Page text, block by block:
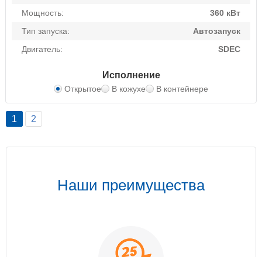
Мощность:
360 кВт
Тип запуска:
Автозапуск
Двигатель:
SDEC
Исполнение
Открытое В кожухе В контейнере
1 2
Наши преимущества